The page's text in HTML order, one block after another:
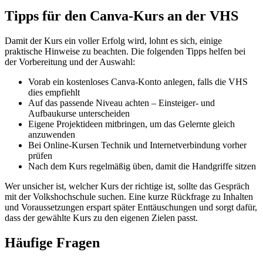
Tipps für den Canva-Kurs an der VHS
Damit der Kurs ein voller Erfolg wird, lohnt es sich, einige
praktische Hinweise zu beachten. Die folgenden Tipps helfen bei
der Vorbereitung und der Auswahl:
Vorab ein kostenloses Canva-Konto anlegen, falls die VHS
dies empfiehlt
Auf das passende Niveau achten – Einsteiger- und
Aufbaukurse unterscheiden
Eigene Projektideen mitbringen, um das Gelernte gleich
anzuwenden
Bei Online-Kursen Technik und Internetverbindung vorher
prüfen
Nach dem Kurs regelmäßig üben, damit die Handgriffe sitzen
Wer unsicher ist, welcher Kurs der richtige ist, sollte das Gespräch
mit der Volkshochschule suchen. Eine kurze Rückfrage zu Inhalten
und Voraussetzungen erspart später Enttäuschungen und sorgt dafür,
dass der gewählte Kurs zu den eigenen Zielen passt.
Häufige Fragen